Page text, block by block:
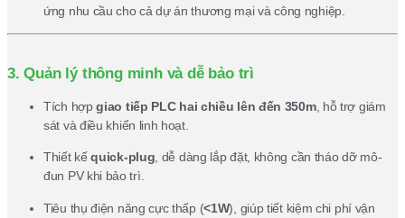
ứng nhu cầu cho cả dự án thương mại và công nghiệp.
3. Quản lý thông minh và dễ bảo trì
Tích hợpgiao tiếp PLC hai chiều lên đến 350m, hỗ trợ giám
sát và điều khiển linh hoạt.
Thiết kếquick-plug, dễ dàng lắp đặt, không cần tháo dỡ mô-
đun PV khi bảo trì.
Tiêu thụ điện năng cực thấp (<1W), giúp tiết kiệm chi phí vận